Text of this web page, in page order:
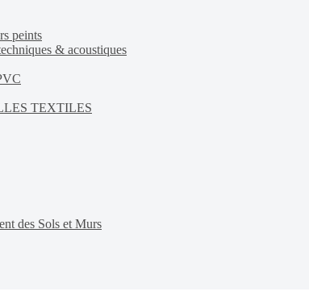
peints
& acoustiques
TEXTILES
des Sols et Murs